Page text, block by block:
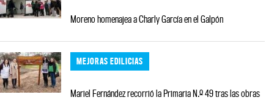
Moreno homenajea a Charly García en el Galpón
MEJORAS EDILICIAS
Mariel Fernández recorrió la Primaria N.º 49 tras las obras